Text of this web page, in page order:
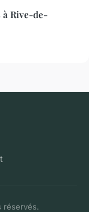
à Rive-de-
réservés.